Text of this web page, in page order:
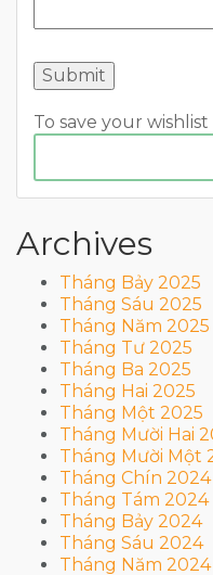
To save your
Archives
Tháng Bảy 2025
Tháng Sáu 2025
Tháng Năm 2025
Tháng Tư 2025
Tháng Ba 2025
Tháng Hai 2025
Tháng Một 2025
Tháng Mười Hai
Tháng Mười Một
Tháng Chín 2024
Tháng Tám 2024
Tháng Bảy 2024
Tháng Sáu 2024
Tháng Năm 2024